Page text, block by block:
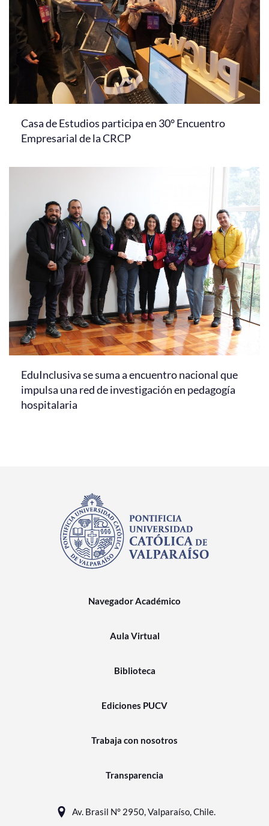
Casa de Estudios participa en 30° Encuentro
Empresarial de la CRCP
EduInclusiva se suma a encuentro nacional que
impulsa una red de investigación en pedagogía
hospitalaria
Navegador Académico
Aula Virtual
Biblioteca
Ediciones PUCV
Trabaja con nosotros
Transparencia
Av. Brasil N° 2950, Valparaíso, Chile.